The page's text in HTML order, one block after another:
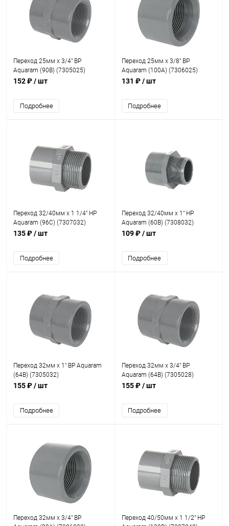
Переход 25мм x 3/4" ВР
Aquaram (90В) (7305025)
152 ₽/ шт
Подробнее
Переход 25мм x 3/8" ВР
Aquaram (100A) (7306025)
131 ₽/ шт
Подробнее
Переход 32/40мм x 1 1/4" НР
Aquaram (96С) (7307032)
135 ₽/ шт
Подробнее
Переход 32/40мм x 1" НР
Aquaram (60В) (7308032)
109 ₽/ шт
Подробнее
Переход 32мм x 1" ВР Aquaram
(64В) (7305032)
155 ₽/ шт
Подробнее
Переход 32мм x 3/4" ВР
Aquaram (64В) (7305028)
155 ₽/ шт
Подробнее
Переход 32мм x 3/4" ВР
Переход 40/50мм x 1 1/2" НР